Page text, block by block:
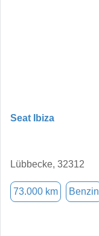
Seat Ibiza
Lübbecke, 32312
73.000 km Benzin